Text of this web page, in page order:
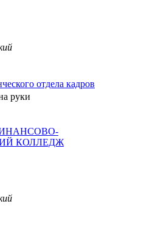
отдела кадров
руки
КОЛЛЕДЖ